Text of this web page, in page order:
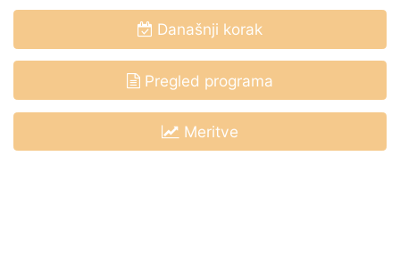
Današnji korak
Pregled programa
Meritve